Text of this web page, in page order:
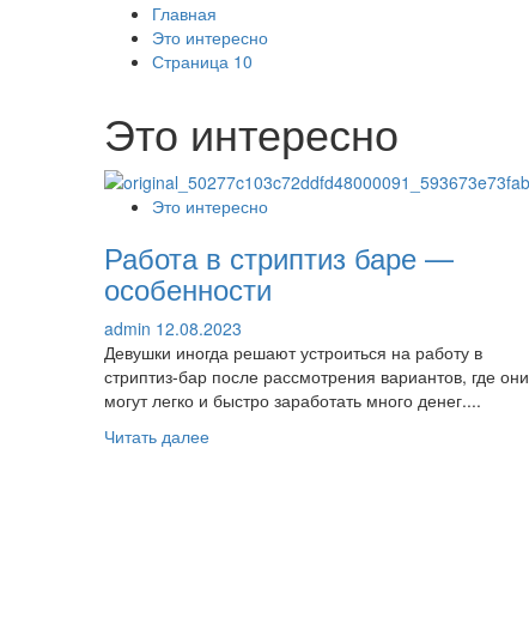
Главная
Это интересно
Страница 10
Это интересно
Это интересно
Работа в стриптиз баре —
особенности
admin 12.08.2023
Девушки иногда решают устроиться на работу в
стриптиз-бар после рассмотрения вариантов, где они
могут легко и быстро заработать много денег....
Читать далееПрочитать